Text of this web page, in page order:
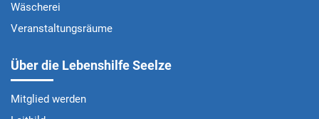
Wäscherei
Veranstaltungsräume
Über die Lebenshilfe Seelze
Mitglied werden